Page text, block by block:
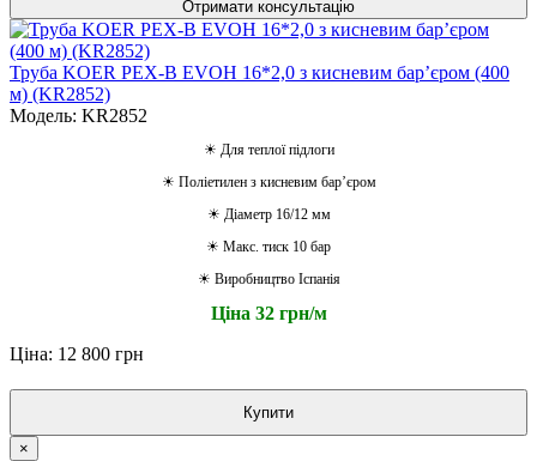
Отримати консультацію
Труба KOER PEX-B EVOH 16*2,0 з кисневим барʼєром (400
м) (KR2852)
Модель: KR2852
☀ Для теплої підлоги
☀ Поліетилен з кисневим барʼєром
☀ Діаметр 16/12 мм
☀ Макс. тиск 10 бар
☀ Виробництво Іспанія
Ціна 32 грн/м
Ціна: 12 800 грн
Купити
×